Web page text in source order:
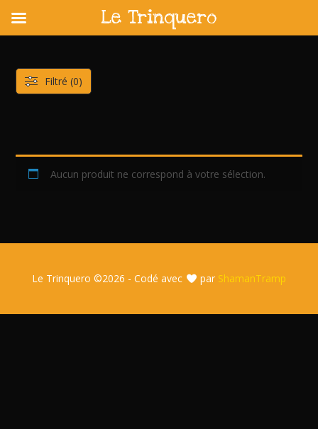
content
Aucun produit ne correspond à votre sélection.
Filtré (0)
Le Trinquero ©2026 - Codé avec par ShamanTramp
Le Trinquero